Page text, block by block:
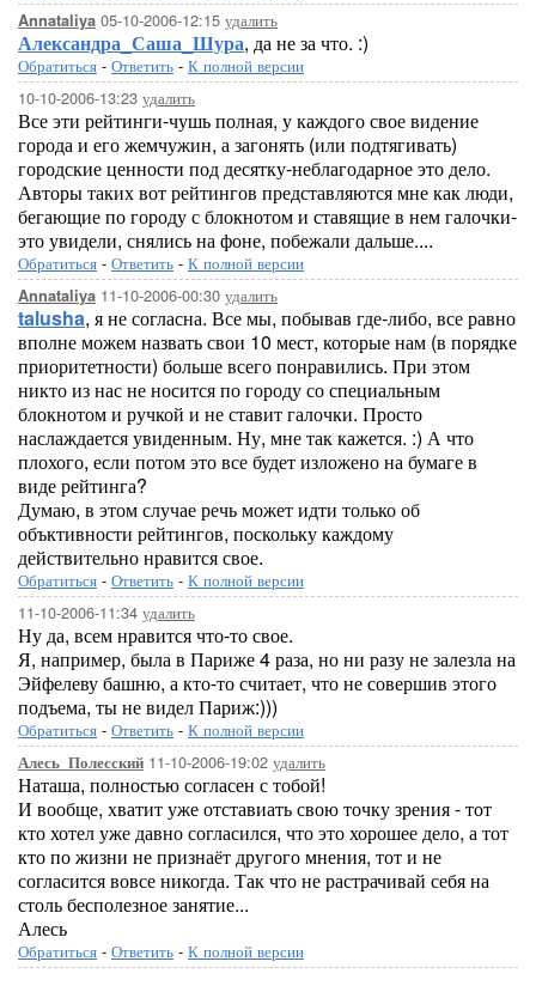
Annataliya 05-10-2006-12:15 удалить
Александра_Саша_Шура, да не за что. :)
Обратиться - Ответить - К полной версии
10-10-2006-13:23 удалить
Все эти рейтинги-чушь полная, у каждого свое видение
города и его жемчужин, а загонять (или подтягивать)
городские ценности под десятку-неблагодарное это дело.
Авторы таких вот рейтингов представляются мне как люди,
бегающие по городу с блокнотом и ставящие в нем галочки-
это увидели, снялись на фоне, побежали дальше....
Обратиться - Ответить - К полной версии
Annataliya 11-10-2006-00:30 удалить
talusha, я не согласна. Все мы, побывав где-либо, все равно
вполне можем назвать свои 10 мест, которые нам (в порядке
приоритетности) больше всего понравились. При этом
никто из нас не носится по городу со специальным
блокнотом и ручкой и не ставит галочки. Просто
наслаждается увиденным. Ну, мне так кажется. :) А что
плохого, если потом это все будет изложено на бумаге в
виде рейтинга?
Думаю, в этом случае речь может идти только об
объктивности рейтингов, поскольку каждому
действительно нравится свое.
Обратиться - Ответить - К полной версии
11-10-2006-11:34 удалить
Ну да, всем нравится что-то свое.
Я, например, была в Париже 4 раза, но ни разу не залезла на
Эйфелеву башню, а кто-то считает, что не совершив этого
подъема, ты не видел Париж:)))
Обратиться - Ответить - К полной версии
Алесь_Полесский 11-10-2006-19:02 удалить
Наташа, полностью согласен с тобой!
И вообще, хватит уже отставиать свою точку зрения - тот
кто хотел уже давно согласился, что это хорошее дело, а тот
кто по жизни не признаёт другого мнения, тот и не
согласится вовсе никогда. Так что не растрачивай себя на
столь бесполезное занятие...
Алесь
Обратиться - Ответить - К полной версии